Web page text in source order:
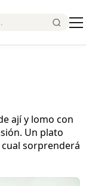
ají y lomo con
Un plato
sorprenderá